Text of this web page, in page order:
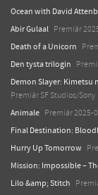
Ocean with David
Abir Gulaal Premiär
Death of a Unicorn
Den tysta trilogin
Demon Slayer: Kimetsu
Premiär SF Studios/Sony
Animale Premiär 2025-
Final Destination:
Hurry Up Tomorrow
Mission: Impossible –
Lilo &amp; Stitch